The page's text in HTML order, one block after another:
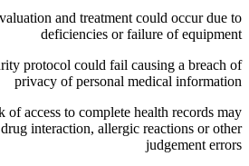
and treatment could occur due to
deficiencies or failure of equipment
protocol could fail causing a breach of
privacy of personal medical information
of access to complete health records may
interaction, allergic reactions or other
judgement errors